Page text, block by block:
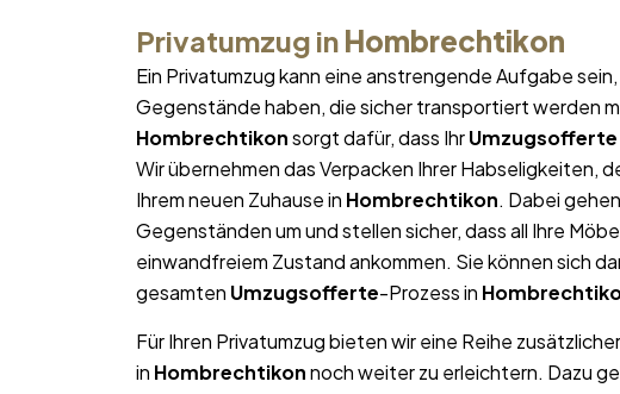
Privatumzug in Hombrechtikon
Ein Privatumzug kann eine anstrengende Aufgabe
Gegenstände haben, die sicher transportiert werden
Hombrechtikonsorgt dafür, dass IhrUmzugsofferte
Wir übernehmen das Verpacken Ihrer Habseligkeiten,
Ihrem neuen Zuhause in Hombrechtikon. Dabei
Gegenständen um und stellen sicher, dass all Ihre
einwandfreiem Zustand ankommen. Sie können sich
gesamten Umzugsofferte-Prozess in
Für Ihren Privatumzug bieten wir eine Reihe
in Hombrechtikonnoch weiter zu erleichtern. Dazu